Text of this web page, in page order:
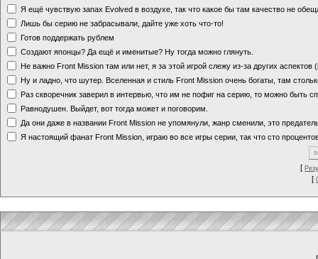
Я ещё чувствую запах Evolved в воздухе, так что какое бы там качество не
Лишь бы серию не забрасывали, дайте уже хоть что-то!
Готов поддержать рублем
Создают японцы? Да ещё и именитые? Ну тогда можно глянуть.
Не важно Front Mission там или нет, я за этой игрой слежу из-за других аспектов
Ну и ладно, что шутер. Вселенная и стиль Front Mission очень богаты, там
Раз скворечник заверил в интервью, что им не пофиг на серию, то можно быть
Равнодушен. Выйдет, вот тогда может и поговорим.
Да они даже в названии Front Mission не упомянули, жанр сменили, это
Я настоящий фанат Front Mission, играю во все игры серии, так что сто
[
[